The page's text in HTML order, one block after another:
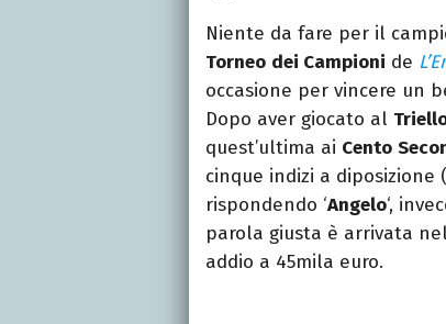
Niente da fare per il
Torneo dei Campioni de
occasione per vincere un
Dopo aver giocato al
quest’ultima ai Cento
cinque indizi a diposizione
rispondendo ‘Angelo‘,
parola giusta è arrivata
addio a 45mila euro.